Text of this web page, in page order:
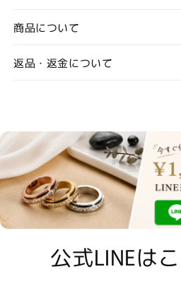
商品について
返品・返金について
公式LINEは